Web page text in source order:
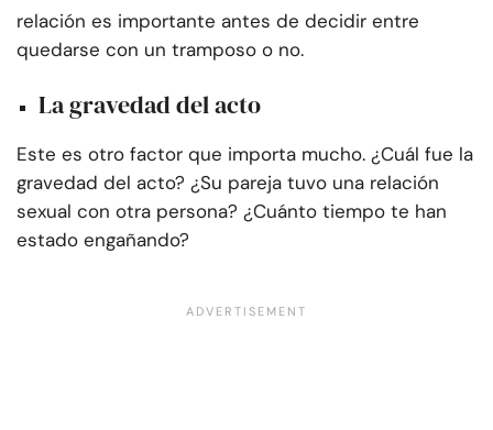
relación es importante antes de decidir entre
quedarse con un tramposo o no.
La gravedad del acto
Este es otro factor que importa mucho. ¿Cuál fue la
gravedad del acto? ¿Su pareja tuvo una relación
sexual con otra persona? ¿Cuánto tiempo te han
estado engañando?